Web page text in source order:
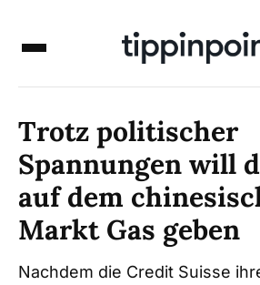
Trotz politischer
Spannungen will
auf dem
Markt Gas geben
Nachdem die Credit Suisse